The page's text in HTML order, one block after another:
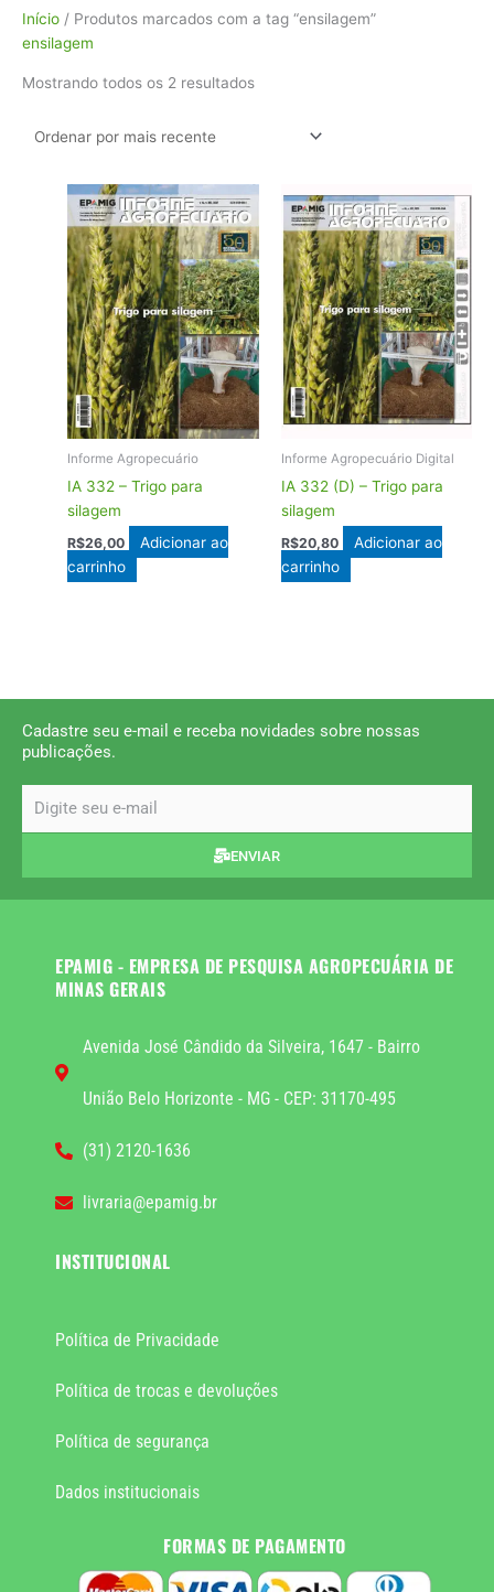
Início / Produtos marcados com a tag “ensilagem”
ensilagem
Mostrando todos os 2 resultados
Classificado
recente
Informe Agropecuário
IA 332 – Trigo para
silagem
R$26,00
Adicionar ao
carrinho
Informe Agropecuário Digital
IA 332 (D) – Trigo para
silagem
R$20,80
Adicionar ao
carrinho
Cadastre seu e-mail e receba novidades sobre nossas
publicações.
ENVIAR
EPAMIG - EMPRESA DE PESQUISA AGROPECUÁRIA DE
MINAS GERAIS
Avenida José Cândido da Silveira, 1647 - Bairro
União Belo Horizonte - MG - CEP: 31170-495
(31) 2120-1636
livraria@epamig.br
INSTITUCIONAL
Política de Privacidade
Política de trocas e devoluções
Política de segurança
Dados institucionais
FORMAS DE PAGAMENTO